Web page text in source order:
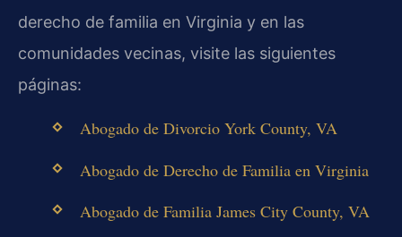
derecho de familia en Virginia y en las
comunidades vecinas, visite las siguientes
páginas:
Abogado de Divorcio York County, VA
Abogado de Derecho de Familia en Virginia
Abogado de Familia James City County, VA